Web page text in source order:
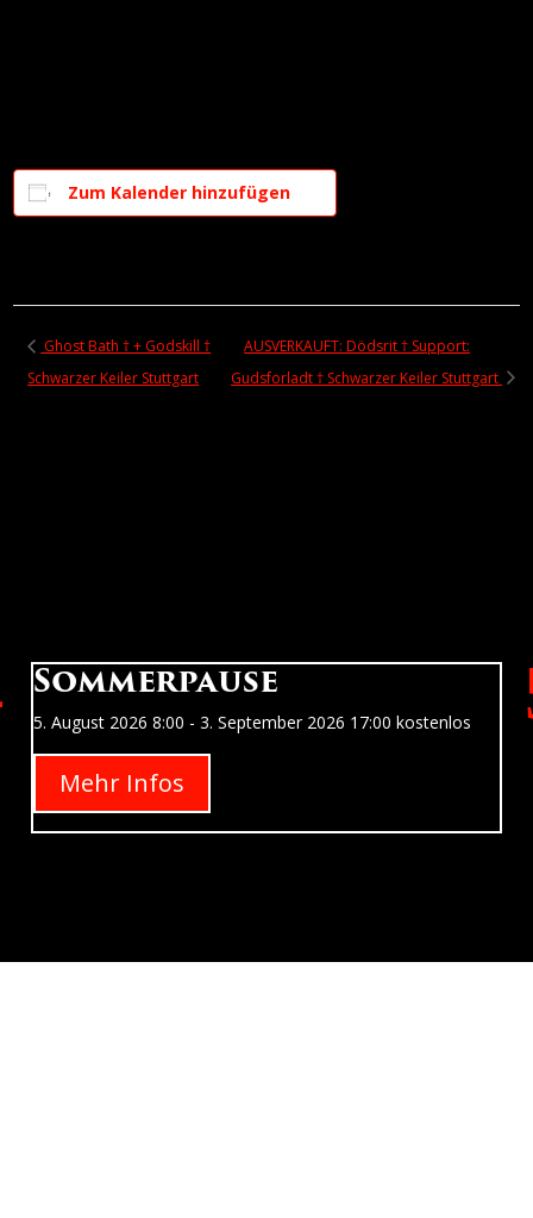
Zum Kalender hinzufügen
Ghost Bath † + Godskill †
Schwarzer Keiler Stuttgart
AUSVERKAUFT: Dödsrit † Support:
Gudsforladt † Schwarzer Keiler Stuttgart
Sommerpause
5. August 2026 8:00 - 3. September 2026 17:00 kostenlos
Mehr Infos